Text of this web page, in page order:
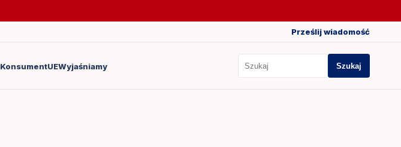
Prześlij wiadomość
KonsumentUEWyjaśniamy Szukaj
Szukaj